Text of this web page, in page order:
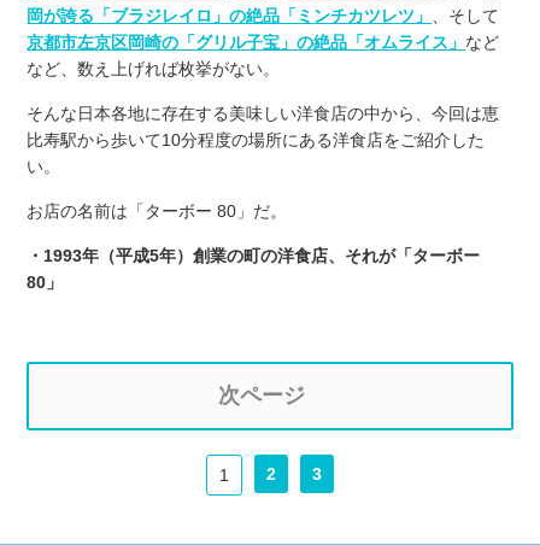
岡が誇る「ブラジレイロ」の絶品「ミンチカツレツ」
、そして
京都市左京区岡崎の「グリル子宝」の絶品「オムライス」 など
など、数え上げれば枚挙がない。
そんな日本各地に存在する美味しい洋食店の中から、今回は恵
比寿駅から歩いて10分程度の場所にある洋食店をご紹介した
い。
お店の名前は「ターボー 80」だ。
・1993年（平成5年）創業の町の洋食店、それが「ターボー
80」
次ページ
1 2 3